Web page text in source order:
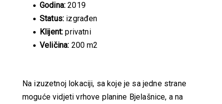
Godina: 2019
Status: izgrađen
Klijent: privatni
Veličina: 200 m2
Na izuzetnoj lokaciji, sa koje je sa jedne strane
moguće vidjeti vrhove planine Bjelašnice, a na